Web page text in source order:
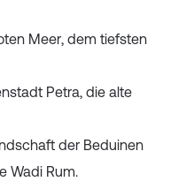
Meer, dem tiefsten
Petra, die alte
der Beduinen
Wadi Rum.